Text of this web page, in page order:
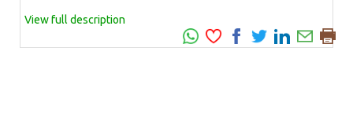
View full description